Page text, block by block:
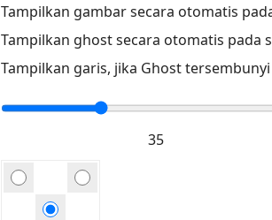
Tampilkan gambar secara otomatis
Tampilkan ghost secara otomatis pada
Tampilkan garis, jika Ghost tersembunyi